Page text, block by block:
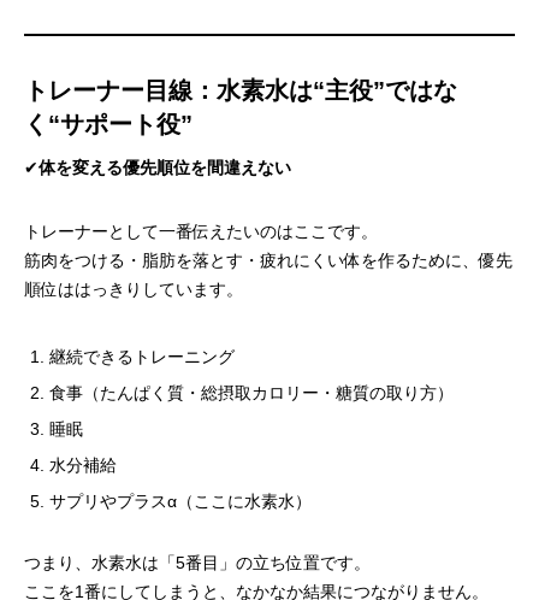
トレーナー目線：水素水は“主役”ではな
く“サポート役”
✔︎体を変える優先順位を間違えない
トレーナーとして一番伝えたいのはここです。
筋肉をつける・脂肪を落とす・疲れにくい体を作るために、優先
順位ははっきりしています。
継続できるトレーニング
食事（たんぱく質・総摂取カロリー・糖質の取り方）
睡眠
水分補給
サプリやプラスα（ここに水素水）
つまり、水素水は「5番目」の立ち位置です。
ここを1番にしてしまうと、なかなか結果につながりません。